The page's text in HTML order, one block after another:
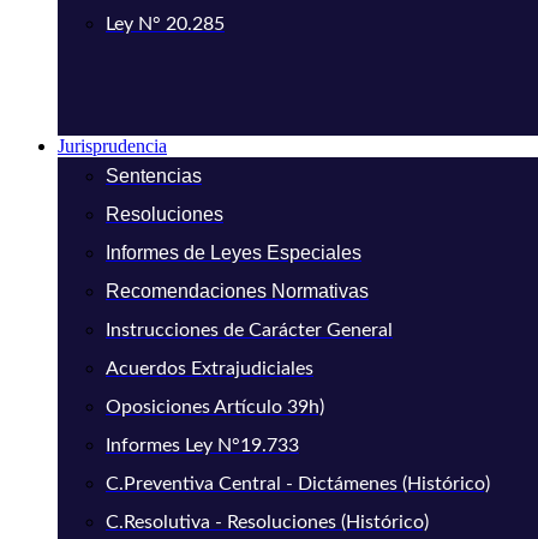
Ley N° 20.285
Jurisprudencia
Sentencias
Resoluciones
Informes de Leyes Especiales
Recomendaciones Normativas
Instrucciones de Carácter General
Acuerdos Extrajudiciales
Oposiciones Artículo 39h)
Informes Ley N°19.733
C.Preventiva Central - Dictámenes (Histórico)
C.Resolutiva - Resoluciones (Histórico)